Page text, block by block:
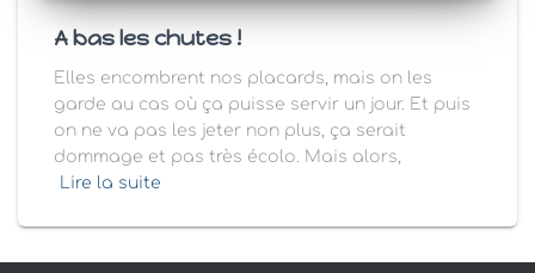
A bas les chutes !
Elles encombrent nos placards, mais on les
garde au cas où ça puisse servir un jour. Et puis
on ne va pas les jeter non plus, ça serait
dommage et pas très écolo. Mais alors,
Lire la suite